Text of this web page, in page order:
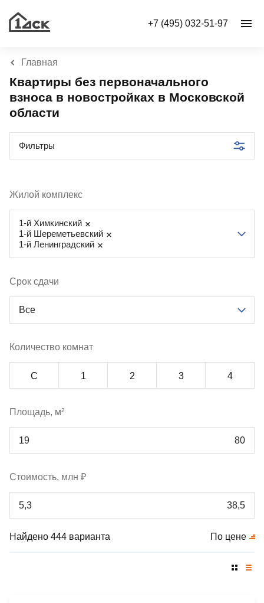
+7 (495) 032-51-97
Главная
Квартиры без первоначального
взноса в новостройках в Московской
области
Фильтры
Жилой комплекс
1-й Химкинский
1-й Шереметьевский
1-й Ленинградский
Срок сдачи
Все
Количество комнат
С 1 2 3 4
Площадь, м²
Стоимость, млн ₽
Найдено 444 варианта По цене